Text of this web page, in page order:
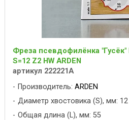
Фреза псевдофилёнка "Гусёк"
S=12 Z2 HW ARDEN
артикул 222221A
Производитель: ARDEN
Диаметр хвостовика (S), мм: 12
Общая длина (L), мм: 55